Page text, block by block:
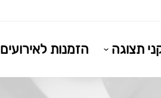
תצוגה הזמנות לאירועים